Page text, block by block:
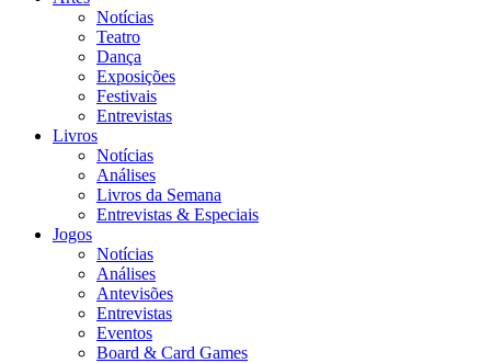
Notícias
Teatro
Dança
Exposições
Festivais
Entrevistas
Livros
Notícias
Análises
Livros da Semana
Entrevistas & Especiais
Jogos
Notícias
Análises
Antevisões
Entrevistas
Eventos
Board & Card Games